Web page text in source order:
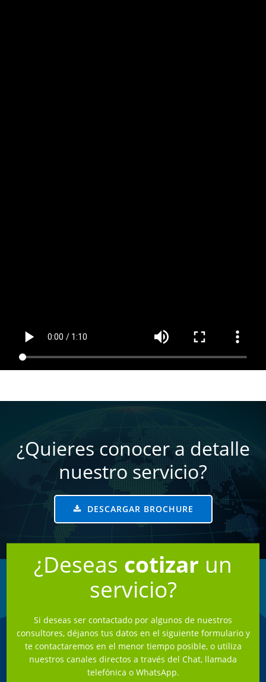
¿Quieres conocer a detalle
nuestro servicio?
DESCARGAR BROCHURE
¿Deseas cotizar un
servicio?
Si deseas ser contactado por algunos de nuestros
consultores, déjanos tus datos en el siguiente formulario y
te contactaremos en el menor tiempo posible, o utiliza
nuestros canales directos a través del Chat, llamada
telefónica o WhatsApp.